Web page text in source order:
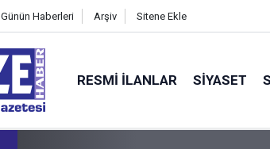
Günün Haberleri Arşiv Sitene Ekle
RESMI İLANLAR SİYASET